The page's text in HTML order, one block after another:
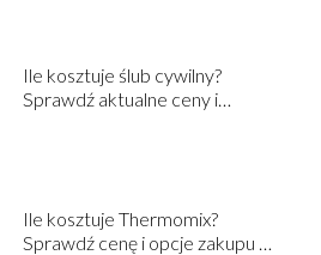
Ile kosztuje ślub cywilny?
Sprawdź aktualne ceny i
Ile kosztuje Thermomix?
Sprawdź cenę i opcje zakupu w